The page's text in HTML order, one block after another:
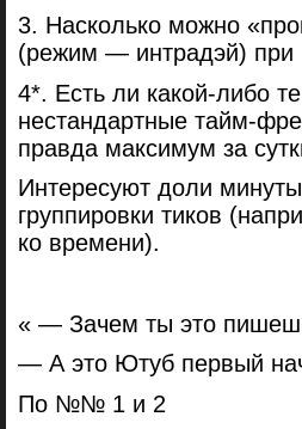
3. Насколько можно
(режим — интрадэй) при
4*. Есть ли какой-либо
нестандартные тайм-
правда максимум за
Интересуют доли
группировки тиков
ко времени).
« — Зачем ты это
— А это Ютуб первый
По №№ 1 и 2